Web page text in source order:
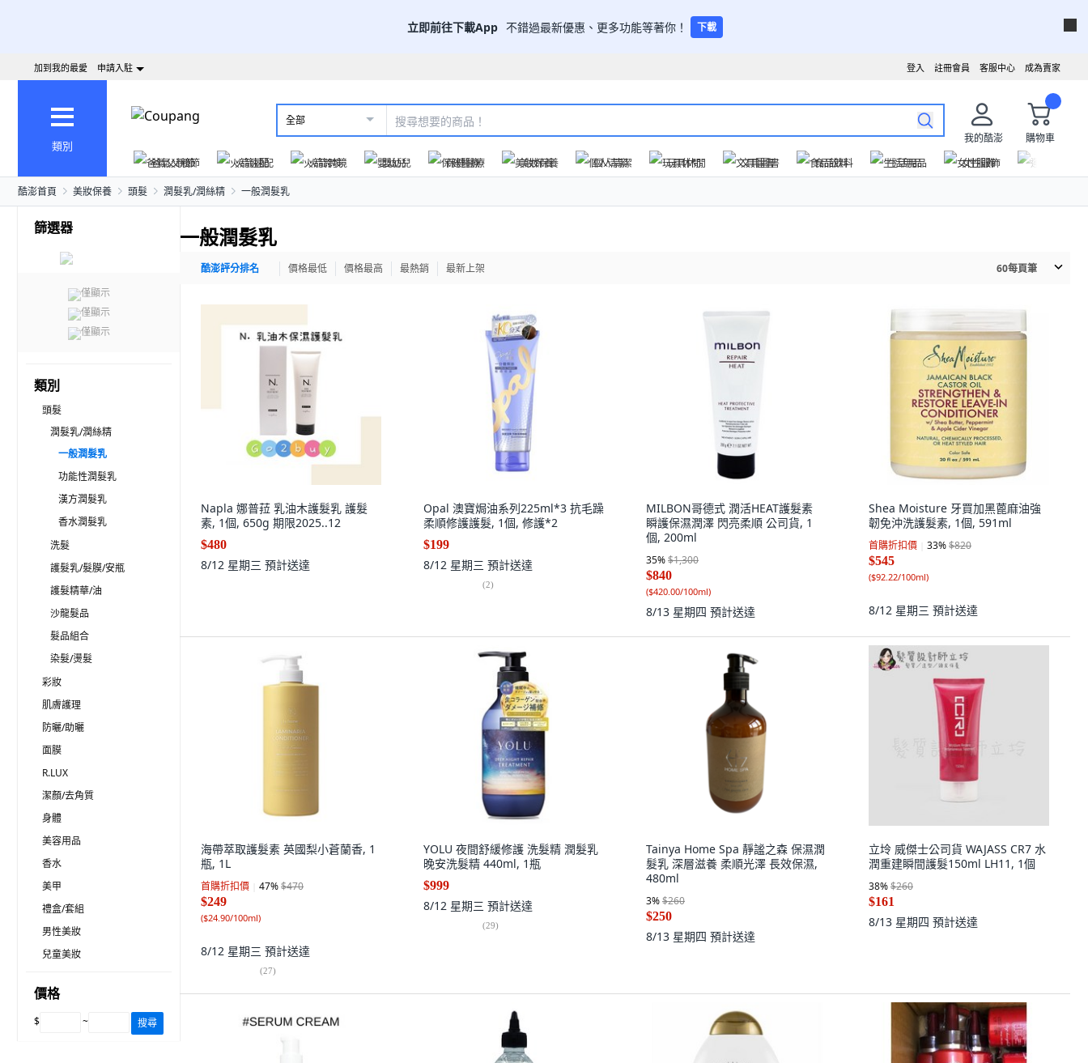
立即前往下載App 不錯過最新優惠、更多功能等著你！ 下載
成為賣家
客服中心
註冊會員
登入
加到我的最愛 申請入駐
類別
全部
我的酷澎
購物車
爸氣父親節
火箭速配 火箭跨境 嬰幼兒 保健醫療 美妝保養 個人清潔 玩具休閒 文具圖書 食品飲料 生活用品 女性服飾
酷澎首頁 美妝保養 頭髮 潤髮乳/潤絲精 一般潤髮乳
篩選器
僅顯示
僅顯示
僅顯示
類別
頭髮
潤髮乳/潤絲精
一般潤髮乳
功能性潤髮乳
漢方潤髮乳
香水潤髮乳
洗髮
護髮乳/髮膜/安瓶
護髮精華/油
沙龍髮品
髮品組合
染髮/燙髮
彩妝
肌膚護理
防曬/助曬
面膜
R.LUX
潔顏/去角質
身體
美容用品
香水
美甲
禮盒/套組
男性美妝
兒童美妝
價格
$ ~ 搜尋
一般潤髮乳
酷澎評分排名 價格最低 價格最高 最熱銷 最新上架 60每頁筆
Napla 娜普菈 乳油木護髮乳 護髮
素, 1個, 650g 期限2025..12
$480
8/12 星期三 預計送達
Opal 澳寶焗油系列225ml*3 抗毛躁
柔順修護護髮, 1個, 修護*2
$199
8/12 星期三 預計送達
(2)
MILBON哥德式 潤活HEAT護髮素
瞬護保濕潤澤 閃亮柔順 公司貨, 1
個, 200ml
35%$1,300
$840
($420.00/100ml)
8/13 星期四 預計送達
Shea Moisture 牙買加黑蓖麻油強
韌免沖洗護髮素, 1個, 591ml
首購折扣價 33%$820
$545
($92.22/100ml)
8/12 星期三 預計送達
海帶萃取護髮素 英國梨小蒼蘭香, 1
瓶, 1L
首購折扣價 47%$470
$249
($24.90/100ml)
8/12 星期三 預計送達
(27)
YOLU 夜間舒緩修護 洗髮精 潤髮乳
晚安洗髮精 440ml, 1瓶
$999
8/12 星期三 預計送達
(29)
Tainya Home Spa 靜謐之森 保濕潤
髮乳 深層滋養 柔順光澤 長效保濕,
480ml
3%$260
$250
8/13 星期四 預計送達
立坽 威傑士公司貨 WAJASS CR7 水
潤重建瞬間護髮150ml LH11, 1個
38%$260
$161
8/13 星期四 預計送達